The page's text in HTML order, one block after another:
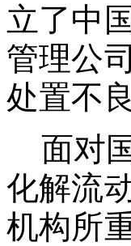
立了中
管理公
处置不
面对
化解流
机构所